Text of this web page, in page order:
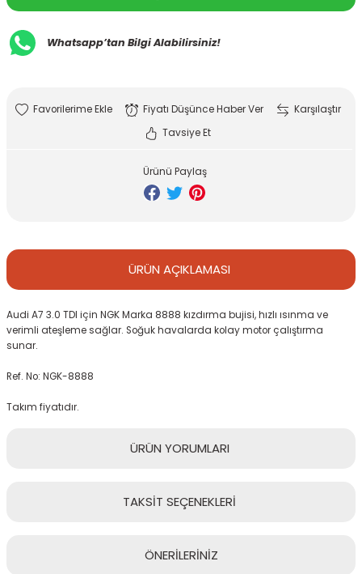
Whatsapp’tan Bilgi Alabilirsiniz!
Fiyatı Düşünce Haber Ver
Karşılaştır
Tavsiye Et
Ürünü Paylaş
ÜRÜN AÇIKLAMASI
Audi A7 3.0 TDI için NGK Marka 8888 kızdırma bujisi, hızlı ısınma ve
verimli ateşleme sağlar. Soğuk havalarda kolay motor çalıştırma
sunar.
Ref. No: NGK-8888
Takım fiyatıdır.
ÜRÜN YORUMLARI
TAKSİT SEÇENEKLERİ
ÖNERİLERİNİZ